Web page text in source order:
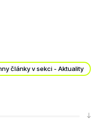
články v sekci - Aktuality